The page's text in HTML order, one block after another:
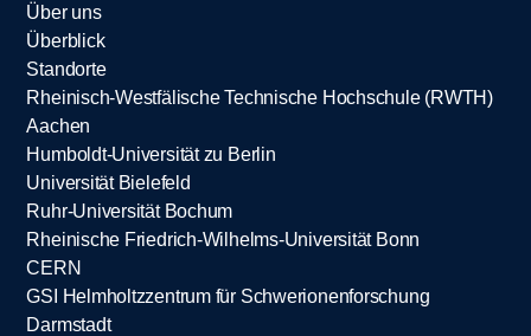
Über uns
Überblick
Standorte
Rheinisch-Westfälische Technische Hochschule (RWTH)
Aachen
Humboldt-Universität zu Berlin
Universität Bielefeld
Ruhr-Universität Bochum
Rheinische Friedrich-Wilhelms-Universität Bonn
CERN
GSI Helmholtzzentrum für Schwerionenforschung
Darmstadt